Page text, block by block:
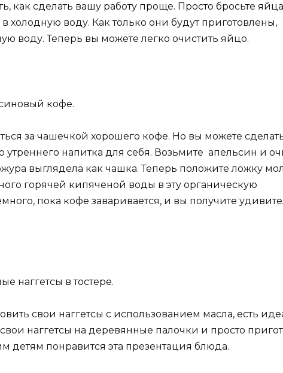
как сделать вашу работу проще. Просто бросьте яйца
холодную воду. Как только они будут приготовлены,
воду. Теперь вы можете легко очистить яйцо.
кофе.
за чашечкой хорошего кофе. Но вы можете
утреннего напитка для себя. Возьмите апельсин и
выглядела как чашка. Теперь положите ложку
горячей кипяченой воды в эту органическую
пока кофе заваривается, и вы получите
наггетсы в тостере.
свои наггетсы с использованием масла, есть
наггетсы на деревянные палочки и просто
детям понравится эта презентация блюда.